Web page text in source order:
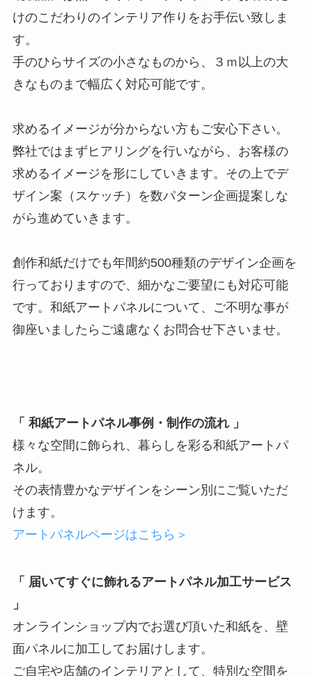
けのこだわりのインテリア作りをお手伝い致しま
す。
手のひらサイズの小さなものから、３ｍ以上の大
きなものまで幅広く対応可能です。
求めるイメージが分からない方もご安心下さい。
弊社ではまずヒアリングを行いながら、お客様の
求めるイメージを形にしていきます。その上でデ
ザイン案（スケッチ）を数パターン企画提案しな
がら進めていきます。
創作和紙だけでも年間約500種類のデザイン企画を
行っておりますので、細かなご要望にも対応可能
です。和紙アートパネルについて、ご不明な事が
御座いましたらご遠慮なくお問合せ下さいませ。
「 和紙アートパネル事例・制作の流れ 」
様々な空間に飾られ、暮らしを彩る和紙アートパ
ネル。
その表情豊かなデザインをシーン別にご覧いただ
けます。
アートパネルページはこちら＞
「 届いてすぐに飾れるアートパネル加工サービス
」
オンラインショップ内でお選び頂いた和紙を、壁
面パネルに加工してお届けします。
ご自宅や店舗のインテリアとして、特別な空間を